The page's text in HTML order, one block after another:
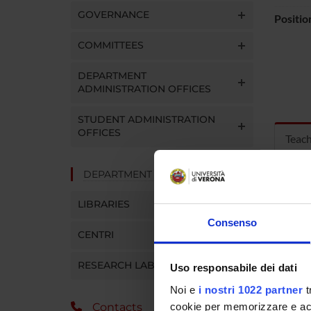
Consenso
Uso responsabile dei dati
Noi e i nostri 1022 partner
cookie per memorizzare e
GOVERNANCE
COMMITTEES
DEPARTMENT
ADMINISTRATION OFFICES
STUDENT ADMINISTRATION
OFFICES
DEPARTMENT FACILITIES
LIBRARIES
CENTRI
RESEARCH LABORATORIES
Contacts
Click